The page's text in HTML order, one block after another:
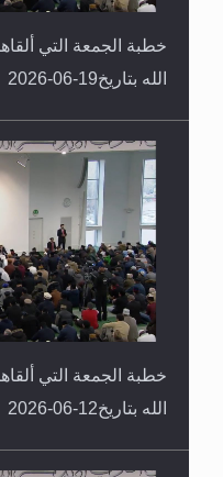
خطبة الجمعة التي
الله بتاريخ19-06-2026
خطبة الجمعة التي
الله بتاريخ12-06-2026